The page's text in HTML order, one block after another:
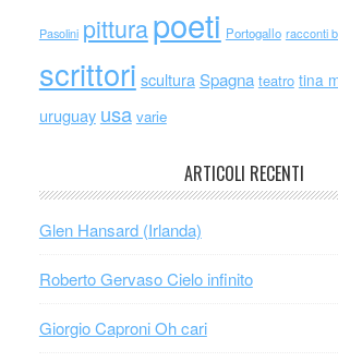
Pasolini pitturapoeti Portogallo racconti
scrittori scultura Spagna teatro tina
uruguay usa varie
ARTICOLI RECENTI
Glen Hansard (Irlanda)
Roberto Gervaso Cielo infinito
Giorgio Caproni Oh cari